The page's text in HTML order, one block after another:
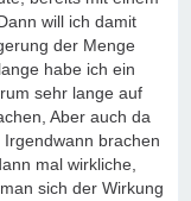
will ich damit
der Menge
habe ich ein
sehr lange auf
Aber auch da
brachen
mal wirkliche,
sich der Wirkung